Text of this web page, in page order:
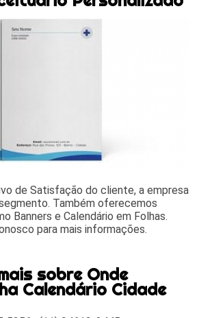
de Satisfação do cliente, a empresa
Também oferecemos
Banners e Calendário em Folhas.
para mais informações.
sobre Onde
Calendário Cidade